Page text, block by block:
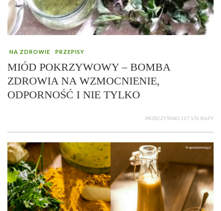
NA ZDROWIE PRZEPISY
MIÓD POKRZYWOWY – BOMBA
ZDROWIA NA WZMOCNIENIE,
ODPORNOŚĆ I NIE TYLKO
PRZECZYTANO 117 176 RAZY